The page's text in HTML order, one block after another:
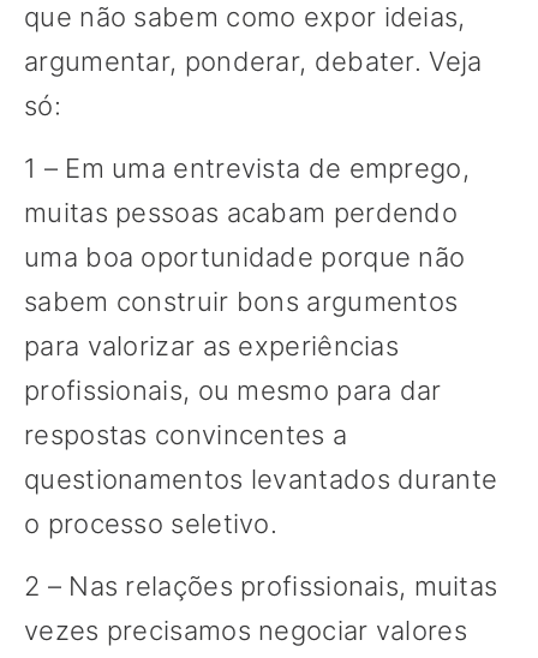
que não sabem como expor ideias,
argumentar, ponderar, debater. Veja
só:
1 – Em uma entrevista de emprego,
muitas pessoas acabam perdendo
uma boa oportunidade porque não
sabem construir bons argumentos
para valorizar as experiências
profissionais, ou mesmo para dar
respostas convincentes a
questionamentos levantados durante
o processo seletivo.
2 – Nas relações profissionais, muitas
vezes precisamos negociar valores